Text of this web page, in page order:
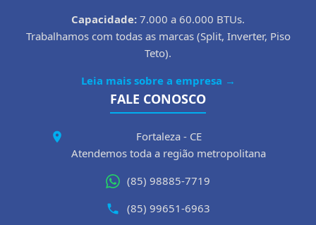
Capacidade: 7.000 a 60.000 BTUs.
Trabalhamos com todas as marcas (Split, Inverter, Piso
Teto).
Leia mais sobre a empresa →
FALE CONOSCO
Fortaleza - CE
Atendemos toda a região metropolitana
(85) 98885-7719
(85) 99651-6963